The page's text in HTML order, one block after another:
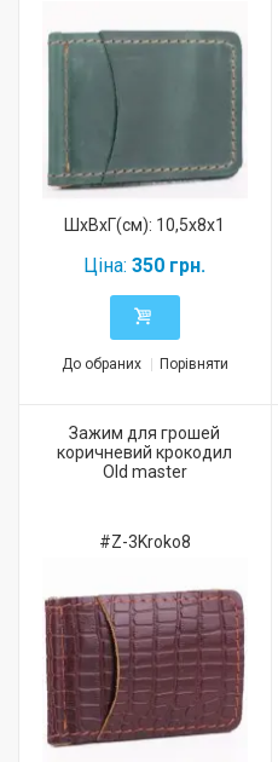
ШхВхГ(см): 10,5x8x1
Ціна: 350 грн.
До обраних Порівняти
Зажим для грошей
коричневий крокодил
Old master
#Z-3Kroko8